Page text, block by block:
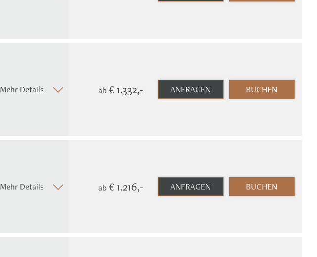
Mehr Details ab € 1.332,- ANFRAGEN BUCHEN
Mehr Details ab € 1.216,- ANFRAGEN BUCHEN